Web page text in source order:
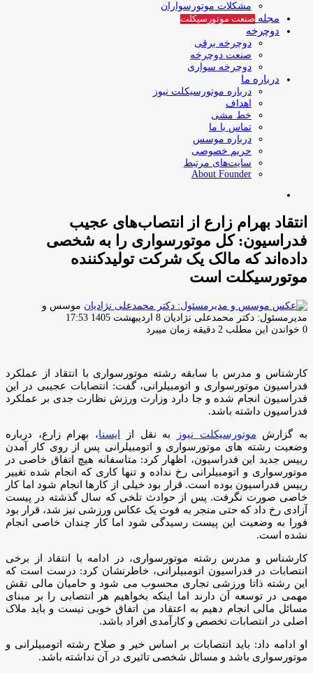
مشکلات موتورسواران
مجله صنعت موتورسیکلت
دوچرخه
دوچرخه برقی
صنعت دوچرخه
دوچرخه سواری
درباره ما
درباره موتورسیکلت نیوز
اهداف
خط مشی
تماس با ما
درباره موسس
حریم خصوصی
سایت‌های مرتبط
About Founder
انتقاد بهرام زارع از انتصاب‌های عجیب
فدراسیون: کل موتورسواری را به شخصی
داده‌اند که مالک یک شرکت تولیدکننده
موتورسیکلت است
موسس و
مدیرمسئول: دکتر محمدعلی نژادیان ارسال
ایمیل
8 اردیبهشت 1405 17:53
0 خواندن این مطلب 2 دقیقه زمان میبرد
کارشناس و مدرس با سابقه رشته موتورسواری با انتقاد از عملکرد
فدراسیون موتورسواری و اتومبیلرانی، گفت: انتصابات عجیبی در این
فدراسیون انجام شده و جا دارد وزارت ورزش نظارت جدی بر عملکرد
فدراسیون داشته باشد.
به گزارش موتورسیکلت نیوز به نقل از ایسنا، بهرام زارع، درباره
وضعیت رشته های موتورسواری و اتومبیلرانی پس از روی کار آمدن
رییس جدید این فدراسیون، اظهار کرد: متاسفانه هیچ اتفاق خاصی در
موتورسواری و اتومبیلرانی رخ نداده و تنها کاری که انجام شده تغییر
رییس فدراسیون بوده است. قرار بود خیلی از کارها انجام شود اما کار
خاصی صورت نگرفت. پس از حوادث تلخی که سال گذشته در پیست
آزادی رخ داد که حتی منجر به فوت یک عکاس ورزشی نیز شد، قرار بود
فورا به وضعیت این پیست رسیدگی شود اما کار چندان خاصی انجام
نشده است.
کارشناس و مدرس رشته موتورسواری، در ادامه با انتقاد از برخی
انتصابات در فدراسیون اتومبیلرانی، خاطرنشان کرد: درست است که
این رشته ذاتا ورزشی تجاری محسوب می شود و حامیان مالی نقش
مهمی در توسعه آن دارند اما اینکه بخواهیم هر انتصابی را بر مبنای
مسائل مالی انجام دهیم به اعتقاد من اتفاق خوبی نیست و باید ملاک
اصلی در انتصابات تخصص و کارآمدی افراد باشد.
او ادامه داد: باید انتصابات بر اساس خیر و صلاح رشته اتومبیلرانی و
موتورسواری باشد و مسائل شخصی تاثیری در آن نداشته باشد.